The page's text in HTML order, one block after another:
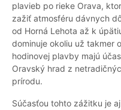
plavieb po rieke Orava,
zažiť atmosféru dávnych
od Horná Lehota až k
dominuje okoliu už takmer
hodinovej plavby majú
Oravský hrad z
prírodu.
Súčasťou tohto zážitku je